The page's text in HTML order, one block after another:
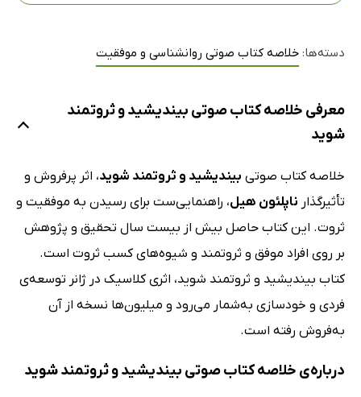
دسته‌ها: خلاصه کتاب صوتی روانشناسی و موفقیت
معرفی خلاصه کتاب صوتی بیندیشید و ثروتمند
شوید
خلاصه کتاب صوتی بیندیشید و ثروتمند شوید، اثر پرفروش و
تأثیرگذار ناپلئون هیل، راهنمایی‌ست برای رسیدن به موفقیت و
ثروت. این کتاب حاصل بیش از بیست سال تحقیق و پژوهش
بر روی افراد موفق و ثروتمند و شیوه‌های کسب ثروت است.
کتاب بیندیشید و ثروتمند شوید، اثری کلاسیک در ژانر توسعه‌ی
فردی و خودسازی به‌شمار می‌رود و میلیون‌ها نسخه از آن
به‌فروش رفته است.
درباره‌ی خلاصه کتاب صوتی بیندیشید و ثروتمند شوید